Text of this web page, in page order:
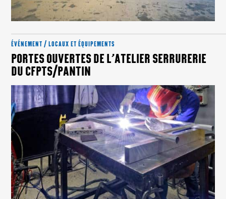
ÉVÉNEMENT / LOCAUX ET ÉQUIPEMENTS
PORTES OUVERTES DE L’ATELIER SERRURERIE
DU CFPTS/PANTIN